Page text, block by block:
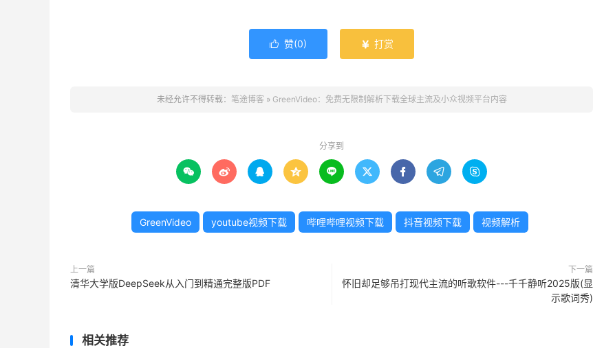
 赞(0)  打赏
未经允许不得转载： 笔途博客 » GreenVideo：免费无限制解析下载全球主流及小众视频平台内容
分享到
        
GreenVideo youtube视频下载 哔哩哔哩视频下载 抖音视频下载 视频解析
上一篇
清华大学版DeepSeek从入门到精通完整版PDF
下一篇
怀旧却足够吊打现代主流的听歌软件---千千静听2025版(显
示歌词秀)
相关推荐